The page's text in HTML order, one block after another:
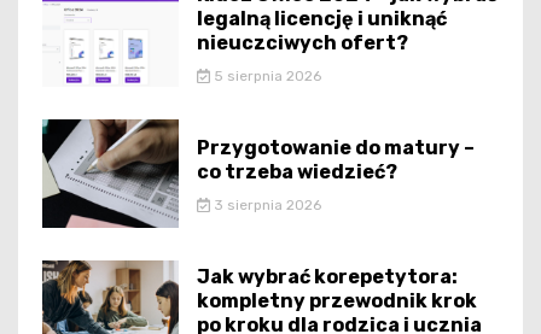
legalną licencję i uniknąć
nieuczciwych ofert?
5 sierpnia 2026
Przygotowanie do matury –
co trzeba wiedzieć?
3 sierpnia 2026
Jak wybrać korepetytora:
kompletny przewodnik krok
po kroku dla rodzica i ucznia